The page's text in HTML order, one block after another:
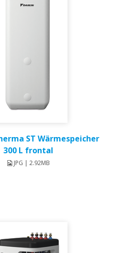
ST Wärmespeicher
300 L frontal
JPG | 2.92MB